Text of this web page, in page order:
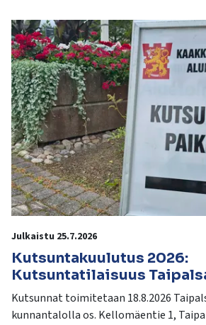
ja
pyyhkäisyliikkeitä.
Julkaistu 25.7.2026
Kutsuntakuulutus 2026:
Kutsuntatilaisuus
Kutsunnat toimitetaan 18.8.2026
kunnantalolla os. Kellomäentie 1,